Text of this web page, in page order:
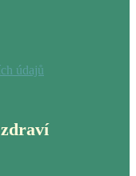
údajů